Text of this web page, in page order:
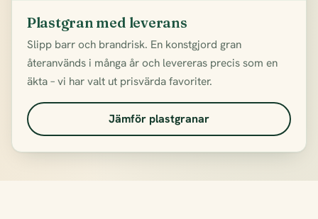
Plastgran med leverans
Slipp barr och brandrisk. En konstgjord gran
återanvänds i många år och levereras precis som en
äkta – vi har valt ut prisvärda favoriter.
Jämför plastgranar